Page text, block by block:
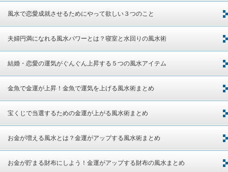
風水で恋愛成就させるためにやって欲しい３つのこと
夫婦円満になれる風水パワーとは？寝室と水回りの風水術
結婚・恋愛の運気がぐんぐん上昇する５つの風水アイテム
金魚で金運が上昇！金魚で運気を上げる風水術まとめ
宝くじで当選するための金運が上がる風水術まとめ
お金が増える風水とは？金運がアップする風水術まとめ
お金が貯まる財布にしよう！金運がアップする財布の風水まとめ